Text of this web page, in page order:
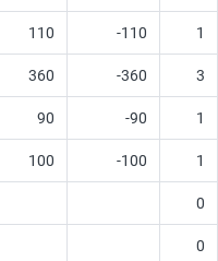
110 -110 1
360 -360 3
90 -90 1
100 -100 1
0
0